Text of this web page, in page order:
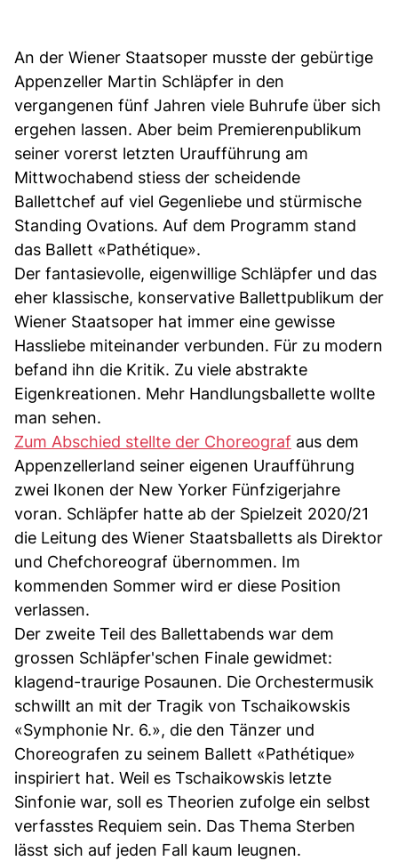
An der Wiener Staatsoper musste der gebürtige
Appenzeller Martin Schläpfer in den
vergangenen fünf Jahren viele Buhrufe über sich
ergehen lassen. Aber beim Premierenpublikum
seiner vorerst letzten Uraufführung am
Mittwochabend stiess der scheidende
Ballettchef auf viel Gegenliebe und stürmische
Standing Ovations. Auf dem Programm stand
das Ballett «Pathétique».
Der fantasievolle, eigenwillige Schläpfer und das
eher klassische, konservative Ballettpublikum der
Wiener Staatsoper hat immer eine gewisse
Hassliebe miteinander verbunden. Für zu modern
befand ihn die Kritik. Zu viele abstrakte
Eigenkreationen. Mehr Handlungsballette wollte
man sehen.
Zum Abschied stellte der Choreograf aus dem
Appenzellerland seiner eigenen Uraufführung
zwei Ikonen der New Yorker Fünfzigerjahre
voran. Schläpfer hatte ab der Spielzeit 2020/21
die Leitung des Wiener Staatsballetts als Direktor
und Chefchoreograf übernommen. Im
kommenden Sommer wird er diese Position
verlassen.
Der zweite Teil des Ballettabends war dem
grossen Schläpfer'schen Finale gewidmet:
klagend-traurige Posaunen. Die Orchestermusik
schwillt an mit der Tragik von Tschaikowskis
«Symphonie Nr. 6.», die den Tänzer und
Choreografen zu seinem Ballett «Pathétique»
inspiriert hat. Weil es Tschaikowskis letzte
Sinfonie war, soll es Theorien zufolge ein selbst
verfasstes Requiem sein. Das Thema Sterben
lässt sich auf jeden Fall kaum leugnen.